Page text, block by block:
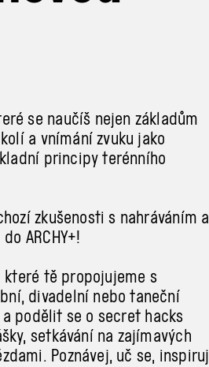
se naučíš nejen základům
a vnímání zvuku jako
principy terénního
zkušenosti s nahráváním a
ARCHY+!
které tě propojujeme s
divadelní nebo taneční
podělit se o secret hacks
setkávání na zajímavých
Poznávej, uč se, inspiruj